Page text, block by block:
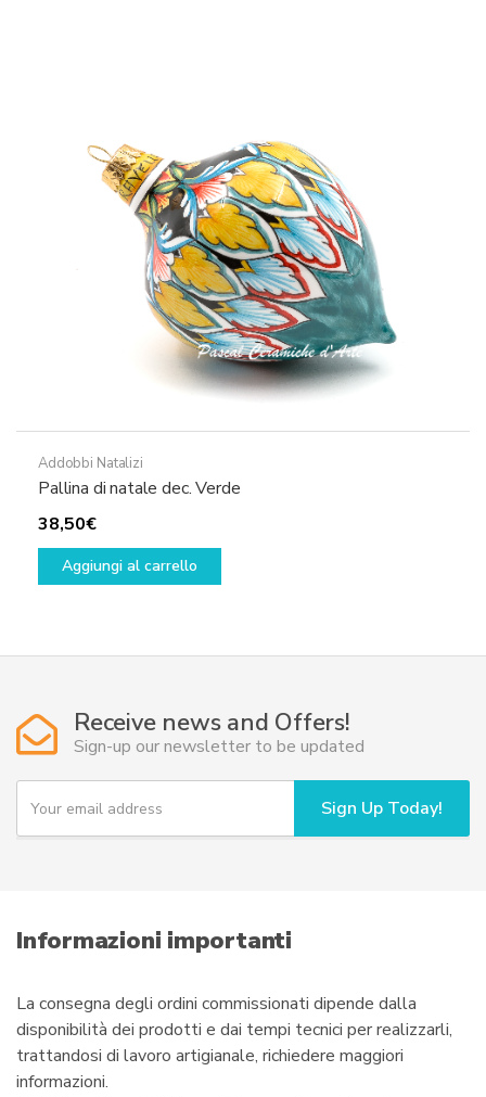
Addobbi Natalizi
Pallina di natale dec. Verde
38,50€
Aggiungi al carrello
Receive news and Offers!
Sign-up our newsletter to be updated
Y
u
i
l
Sign Up Today!
Informazioni importanti
La consegna degli ordini commissionati dipende dalla
disponibilità dei prodotti e dai tempi tecnici per realizzarli,
trattandosi di lavoro artigianale, richiedere maggiori
informazioni.